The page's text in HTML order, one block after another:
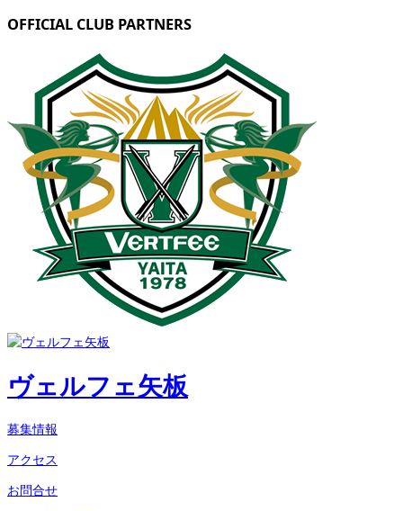
OFFICIAL CLUB PARTNERS
ヴェルフェ矢板
募集情報
アクセス
お問合せ